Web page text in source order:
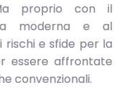
proprio con il
moderna e al
rischi e sfide per la
essere affrontate
convenzionali.